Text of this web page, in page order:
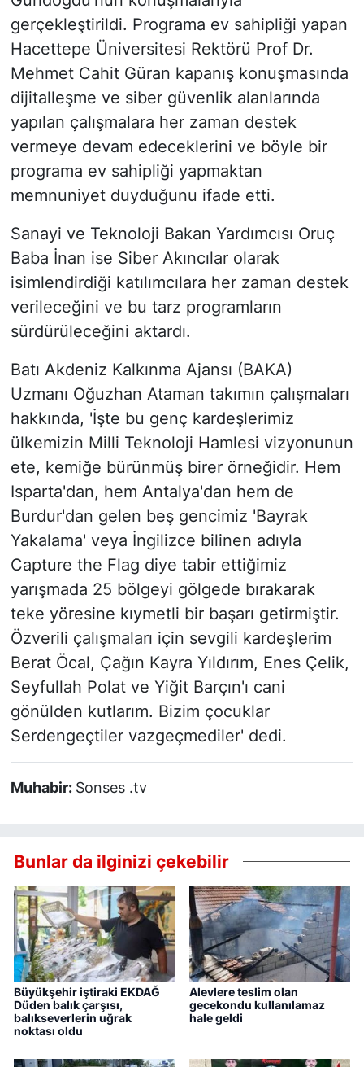
gerçekleştirildi. Programa ev sahipliği yapan
Hacettepe Üniversitesi Rektörü Prof Dr.
Mehmet Cahit Güran kapanış konuşmasında
dijitalleşme ve siber güvenlik alanlarında
yapılan çalışmalara her zaman destek
vermeye devam edeceklerini ve böyle bir
programa ev sahipliği yapmaktan
memnuniyet duyduğunu ifade etti.
Sanayi ve Teknoloji Bakan Yardımcısı Oruç
Baba İnan ise Siber Akıncılar olarak
isimlendirdiği katılımcılara her zaman destek
verileceğini ve bu tarz programların
sürdürüleceğini aktardı.
Batı Akdeniz Kalkınma Ajansı (BAKA)
Uzmanı Oğuzhan Ataman takımın çalışmaları
hakkında, 'İşte bu genç kardeşlerimiz
ülkemizin Milli Teknoloji Hamlesi vizyonunun
ete, kemiğe bürünmüş birer örneğidir. Hem
Isparta'dan, hem Antalya'dan hem de
Burdur'dan gelen beş gencimiz 'Bayrak
Yakalama' veya İngilizce bilinen adıyla
Capture the Flag diye tabir ettiğimiz
yarışmada 25 bölgeyi gölgede bırakarak
teke yöresine kıymetli bir başarı getirmiştir.
Özverili çalışmaları için sevgili kardeşlerim
Berat Öcal, Çağın Kayra Yıldırım, Enes Çelik,
Seyfullah Polat ve Yiğit Barçın'ı cani
gönülden kutlarım. Bizim çocuklar
Serdengeçtiler vazgeçmediler' dedi.
Muhabir: Sonses .tv
Bunlar da ilginizi çekebilir
Büyükşehir iştiraki EKDAĞ
Düden balık çarşısı,
balıkseverlerin uğrak
noktası oldu
Alevlere teslim olan
gecekondu kullanılamaz
hale geldi